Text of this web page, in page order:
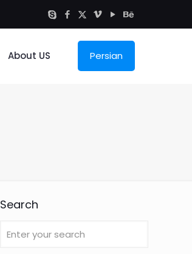
About US Persian
Search